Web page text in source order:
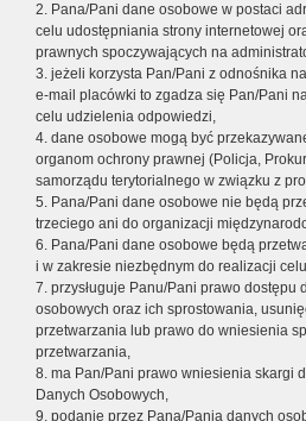
2. Pana/Pani dane osobowe w postaci
celu udostępniania strony internetowej
prawnych spoczywających na
3. jeżeli korzysta Pan/Pani z odnośnika
e-mail placówki to zgadza się Pan/Pani
celu udzielenia odpowiedzi,
4. dane osobowe mogą być
organom ochrony prawnej (Policja,
samorządu terytorialnego w związku z
5. Pana/Pani dane osobowe nie będą
trzeciego ani do organizacji
6. Pana/Pani dane osobowe będą
i w zakresie niezbędnym do realizacji
7. przysługuje Panu/Pani prawo dostępu
osobowych oraz ich sprostowania,
przetwarzania lub prawo do wniesienia
przetwarzania,
8. ma Pan/Pani prawo wniesienia skargi
Danych Osobowych,
9. podanie przez Pana/Panią danych